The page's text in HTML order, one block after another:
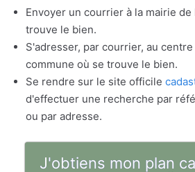
Envoyer un courrier à la mairie de
trouve le bien.
S'adresser, par courrier, au
commune où se trouve le bien.
Se rendre sur le site officile
d'effectuer une recherche par
ou par adresse.
J'obtiens mon plan